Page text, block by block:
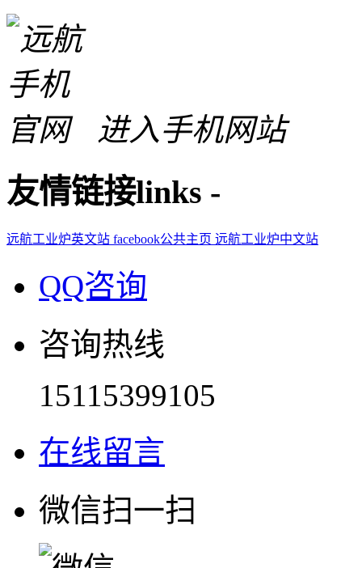
进入手机网站
友情链接links -
远航工业炉英文站 facebook公共主页 远航工业炉中文站
QQ咨询
咨询热线
15115399105
在线留言
微信扫一扫